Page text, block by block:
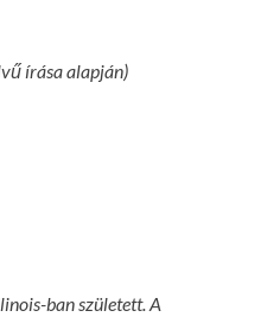
ű írása alapján)
ban született. A